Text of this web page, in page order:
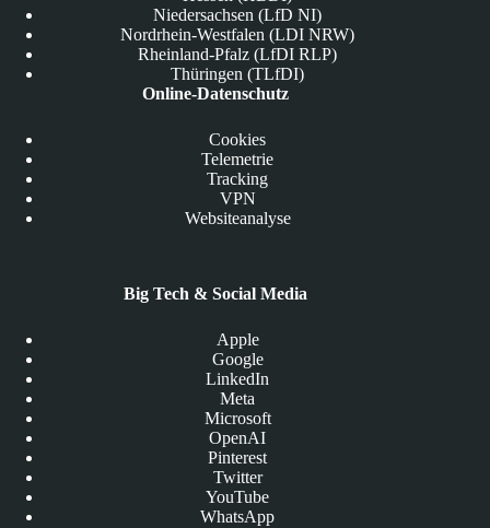
Niedersachsen (LfD NI)
Nordrhein-Westfalen (LDI NRW)
Rheinland-Pfalz (LfDI RLP)
Thüringen (TLfDI)
Online-Datenschutz
Cookies
Telemetrie
Tracking
VPN
Websiteanalyse
Big Tech & Social Media
Apple
Google
LinkedIn
Meta
Microsoft
OpenAI
Pinterest
Twitter
YouTube
WhatsApp